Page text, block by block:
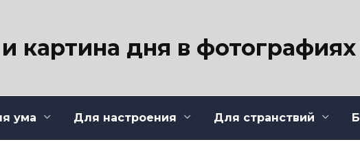
картина дня в фотографиях
ума Для настроения Для странствий